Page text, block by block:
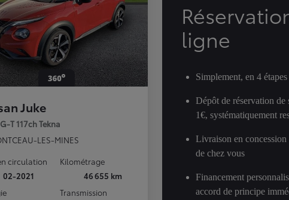
Juke
T 117ch Tekna
LES-MINES
circulation
02-2021
Kilométrage
46 655 km
Transmission
ligne
Simplement, en 4 étapes
Dépôt de réservation de
1€, systématiquement
Livraison en concession
de chez vous
Financement
accord de principe